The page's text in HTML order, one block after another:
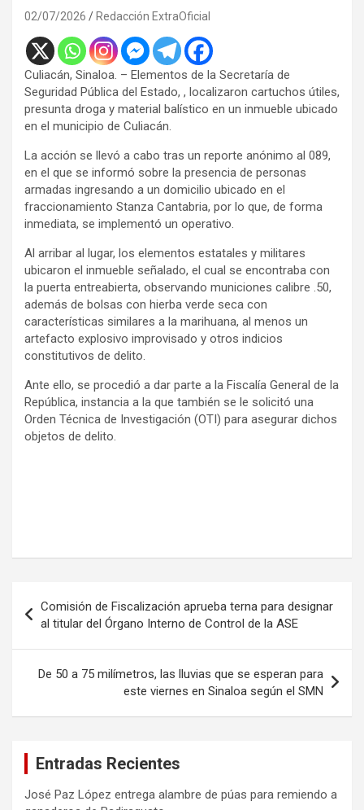
02/07/2026 Redacción ExtraOficial
Culiacán, Sinaloa. – Elementos de la Secretaría de
Seguridad Pública del Estado, , localizaron cartuchos útiles,
presunta droga y material balístico en un inmueble ubicado
en el municipio de Culiacán.
La acción se llevó a cabo tras un reporte anónimo al 089,
en el que se informó sobre la presencia de personas
armadas ingresando a un domicilio ubicado en el
fraccionamiento Stanza Cantabria, por lo que, de forma
inmediata, se implementó un operativo.
Al arribar al lugar, los elementos estatales y militares
ubicaron el inmueble señalado, el cual se encontraba con
la puerta entreabierta, observando municiones calibre .50,
además de bolsas con hierba verde seca con
características similares a la marihuana, al menos un
artefacto explosivo improvisado y otros indicios
constitutivos de delito.
Ante ello, se procedió a dar parte a la Fiscalía General de la
República, instancia a la que también se le solicitó una
Orden Técnica de Investigación (OTI) para asegurar dichos
objetos de delito.
de
entradas
Comisión de Fiscalización aprueba terna para designar
al titular del Órgano Interno de Control de la ASE
De 50 a 75 milímetros, las lluvias que se esperan para
este viernes en Sinaloa según el SMN
Entradas Recientes
José Paz López entrega alambre de púas para remiendo a